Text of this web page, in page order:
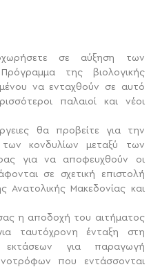
σε αύξηση των
της βιολογικής
να ενταχθούν σε αυτό
παλαιοί και νέοι
θα προβείτε για την
κονδυλίων μεταξύ των
για να αποφευχθούν οι
σε σχετική επιστολή
Μακεδονίας και
σας η αποδοχή του αιτήματος
ταυτόχρονη ένταξη στη
εκτάσεων για παραγωγή
που εντάσσονται